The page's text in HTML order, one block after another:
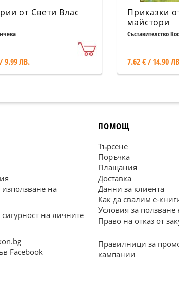
от Свети Влас
9.99 ЛВ.
Приказки
майстори
Съставителство
7.62 € / 14.90
на
на личните
Facebook
ПОМОЩ
Търсене
Поръчка
Плащания
Доставка
Данни за клиента
Как да свалим е-
Условия за ползване
Право на отказ от
Правилници за
кампании